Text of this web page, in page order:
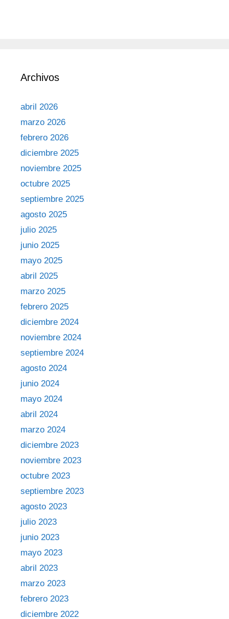
Archivos
abril 2026
marzo 2026
febrero 2026
diciembre 2025
noviembre 2025
octubre 2025
septiembre 2025
agosto 2025
julio 2025
junio 2025
mayo 2025
abril 2025
marzo 2025
febrero 2025
diciembre 2024
noviembre 2024
septiembre 2024
agosto 2024
junio 2024
mayo 2024
abril 2024
marzo 2024
diciembre 2023
noviembre 2023
octubre 2023
septiembre 2023
agosto 2023
julio 2023
junio 2023
mayo 2023
abril 2023
marzo 2023
febrero 2023
diciembre 2022